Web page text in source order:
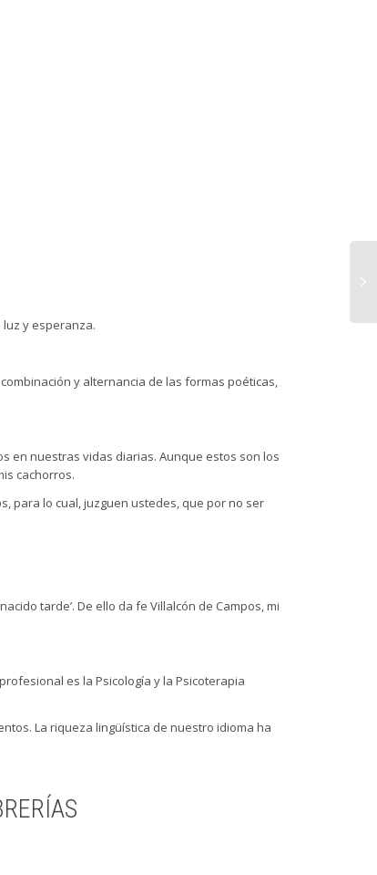
y esperanza.
y alternancia de las formas poéticas,
en nuestras vidas diarias. Aunque estos son los
cachorros.
para lo cual, juzguen ustedes, que por no ser
tarde’. De ello da fe Villalcón de Campos, mi
es la Psicología y la Psicoterapia
La riqueza lingüística de nuestro idioma ha